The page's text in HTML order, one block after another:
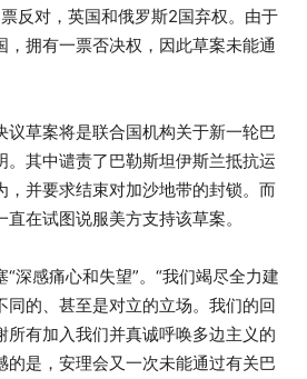
反对，英国和俄罗斯2国弃权。由于
，拥有一票否决权，因此草案未能通
议草案将是联合国机构关于新一轮巴
。其中谴责了巴勒斯坦伊斯兰抵抗运
，并要求结束对加沙地带的封锁。而
在试图说服美方支持该草案。
深感痛心和失望”。“我们竭尽全力建
同的、甚至是对立的立场。我们的回
所有加入我们并真诚呼唤多边主义的
的是，安理会又一次未能通过有关巴